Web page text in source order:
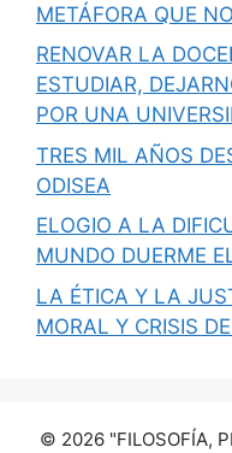
METÁFORA QUE
RENOVAR LA
ESTUDIAR,
POR UNA
TRES MIL AÑOS
ODISEA
ELOGIO A LA
MUNDO DUERME
LA ÉTICA Y LA
MORAL Y CRISIS
© 2026 "FILOSOFÍA,